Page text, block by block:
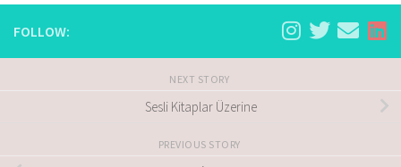
FOLLOW:
NEXT STORY
Sesli Kitaplar Üzerine
PREVIOUS STORY